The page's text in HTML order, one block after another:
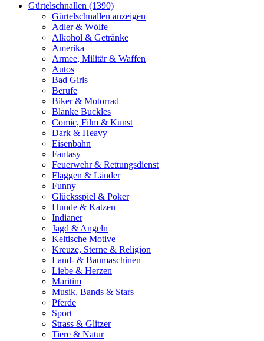
Gürtelschnallen (1390)
Gürtelschnallen anzeigen
Adler & Wölfe
Alkohol & Getränke
Amerika
Armee, Militär & Waffen
Autos
Bad Girls
Berufe
Biker & Motorrad
Blanke Buckles
Comic, Film & Kunst
Dark & Heavy
Eisenbahn
Fantasy
Feuerwehr & Rettungsdienst
Flaggen & Länder
Funny
Glücksspiel & Poker
Hunde & Katzen
Indianer
Jagd & Angeln
Keltische Motive
Kreuze, Sterne & Religion
Land- & Baumaschinen
Liebe & Herzen
Maritim
Musik, Bands & Stars
Pferde
Sport
Strass & Glitzer
Tiere & Natur